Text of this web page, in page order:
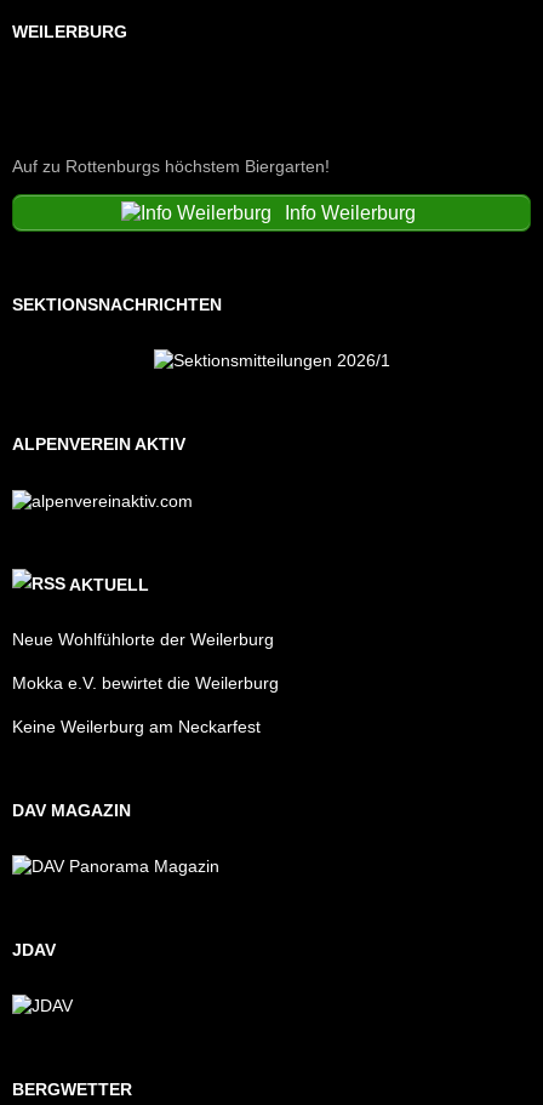
WEILERBURG
Auf zu Rottenburgs höchstem Biergarten!
Info Weilerburg
SEKTIONSNACHRICHTEN
ALPENVEREIN AKTIV
AKTUELL
Neue Wohlfühlorte der Weilerburg
Mokka e.V. bewirtet die Weilerburg
Keine Weilerburg am Neckarfest
DAV MAGAZIN
JDAV
BERGWETTER